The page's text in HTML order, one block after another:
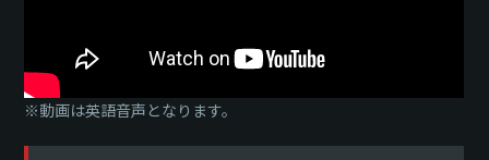
※動画は英語音声となります。